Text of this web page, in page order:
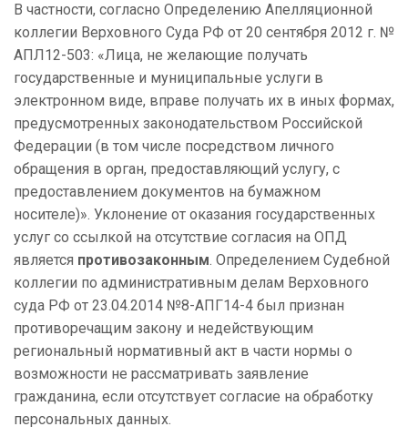
В частности, согласно Определению Апелляционной
коллегии Верховного Суда РФ от 20 сентября 2012 г. №
АПЛ12-503: «Лица, не желающие получать
государственные и муниципальные услуги в
электронном виде, вправе получать их в иных формах,
предусмотренных законодательством Российской
Федерации (в том числе посредством личного
обращения в орган, предоставляющий услугу, с
предоставлением документов на бумажном
носителе)». Уклонение от оказания государственных
услуг со ссылкой на отсутствие согласия на ОПД
является противозаконным. Определением Судебной
коллегии по административным делам Верховного
суда РФ от 23.04.2014 №8-АПГ14-4 был признан
противоречащим закону и недействующим
региональный нормативный акт в части нормы о
возможности не рассматривать заявление
гражданина, если отсутствует согласие на обработку
персональных данных.